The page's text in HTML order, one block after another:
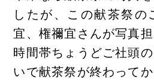
したが、この献茶祭の
宜、権禰宜さんが写真
時間帯ちょうどご社頭
いで献茶祭が終わって